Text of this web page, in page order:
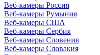
Веб-камеры Россия
Веб-камеры Румыния
Веб-камеры США
Веб-камеры Сербия
Веб-камеры Словения
Веб-камеры Словакия